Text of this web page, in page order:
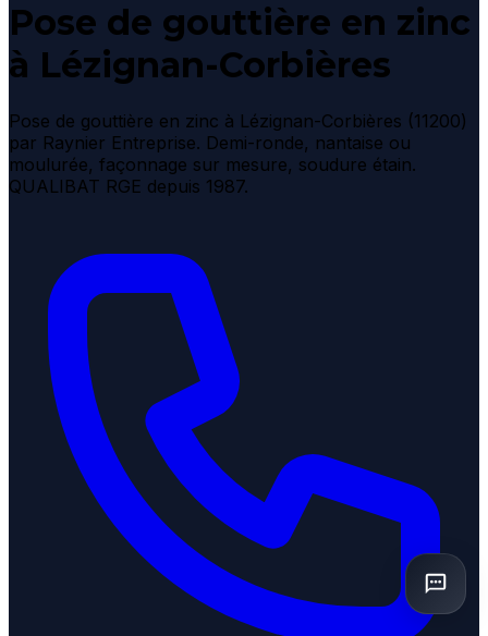
Pose de gouttière en zinc
à Lézignan-Corbières
Pose de gouttière en zinc à Lézignan-Corbières (11200)
par Raynier Entreprise. Demi-ronde, nantaise ou
moulurée, façonnage sur mesure, soudure étain.
QUALIBAT RGE depuis 1987.